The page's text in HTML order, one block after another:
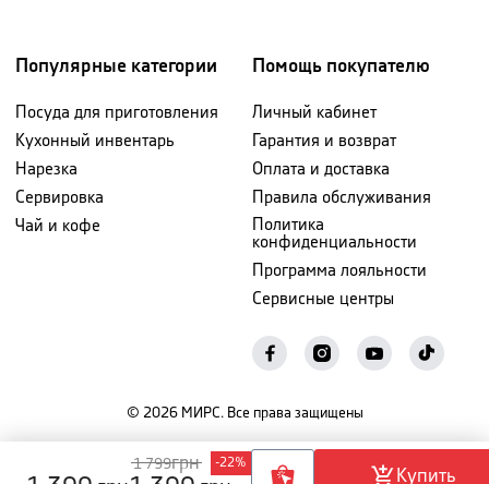
1 799грн -22%
Купить
Популярные категории
Посуда для приготовления
Кухонный инвентарь
Нарезка
Сервировка
Чай и кофе
Помощь покупателю
Личный кабинет
Гарантия и возврат
Оплата и доставка
Правила обслуживания
Политика
конфиденциальности
Программа лояльности
Сервисные центры
© 2026 МИРС. Все права защищены